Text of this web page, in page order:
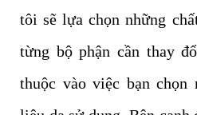
tôi sẽ lựa chọn những
từng bộ phận cần thay
thuộc vào việc bạn chọn